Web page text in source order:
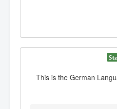
This is the German